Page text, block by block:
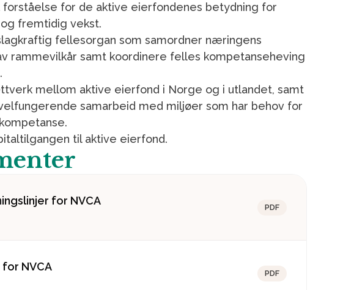
forståelse for de aktive eierfondenes betydning for
og fremtidig vekst.
fellesorgan som samordner næringens
rammevilkår samt koordinere felles kompetanseheving
mellom aktive eierfond i Norge og i utlandet, samt
samarbeid med miljøer som har behov for
til aktive eierfond.
for NVCA
PDF
NVCA
PDF